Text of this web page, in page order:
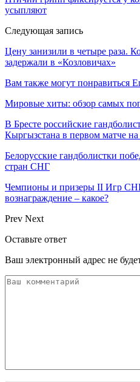
усыпляют
Следующая запись
Цену занизили в четыре раза.
задержали в «Козловичах»
Вам также могут понравиться
Мировые хиты: обзор самых
В Бресте российские
Кыргызстана в первом матче
Белорусские гандболистки
стран СНГ
Чемпионы и призеры II Игр
вознаграждение – какое?
Prev Next
Оставьте ответ
Ваш электронный адрес не